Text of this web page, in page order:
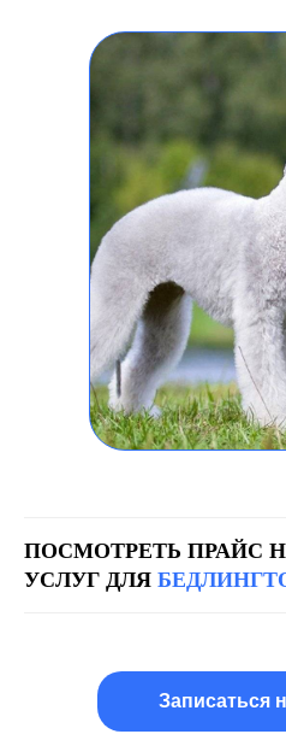
ПОСМОТРЕТЬ ПРАЙС
УСЛУГ ДЛЯ
Записаться